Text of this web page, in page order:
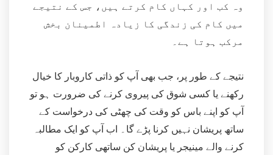
وہ کب اور کہاں کام کرتے ہیں، جس کے نتیجے
میں کام کی زندگی کا زیادہ اطمینان بخش
مرکب ہوتا ہے۔
نتیجے کے طور پر، جب بھی آپ کو ذاتی کاروبار کا خیال
رکھنے یا کسی شوق کی پیروی کرنے کی ضرورت ہو تو
آپ کو اپنے باس کو وقت کی چھٹی کی درخواست کے
ساتھ پریشان نہیں کرنا پڑے گا۔ اب آپ کو ایک مطالبہ
کرنے والے مینیجر یا پریشان کن ساتھی کارکن کو